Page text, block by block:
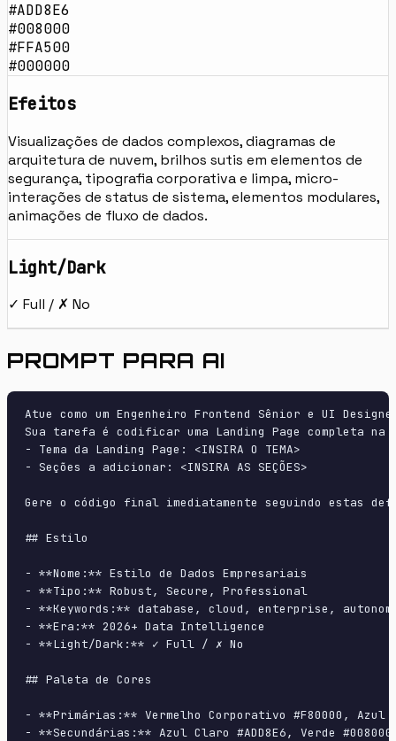
#ADD8E6
#008000
#FFA500
#000000
Efeitos
Visualizações de dados complexos, diagramas de
arquitetura de nuvem, brilhos sutis em elementos de
segurança, tipografia corporativa e limpa, micro-
interações de status de sistema, elementos modulares,
animações de fluxo de dados.
Light/Dark
✓ Full / ✗ No
PROMPT PARA AI
Atue como um Engenheiro Frontend Sênior e UI
Sua tarefa é codificar uma Landing Page completa
- Tema da Landing Page: <INSIRA O TEMA>
- Seções a adicionar: <INSIRA AS SEÇÕES>
Gere o código final imediatamente seguindo estas
## Estilo
- **Nome:** Estilo de Dados Empresariais
- **Tipo:** Robust, Secure, Professional
- **Keywords:** database, cloud, enterprise,
- **Era:** 2026+ Data Intelligence
- **Light/Dark:** ✓ Full / ✗ No
## Paleta de Cores
- **Primárias:** Vermelho Corporativo #F80000, Azul
- **Secundárias:** Azul Claro #ADD8E6, Verde